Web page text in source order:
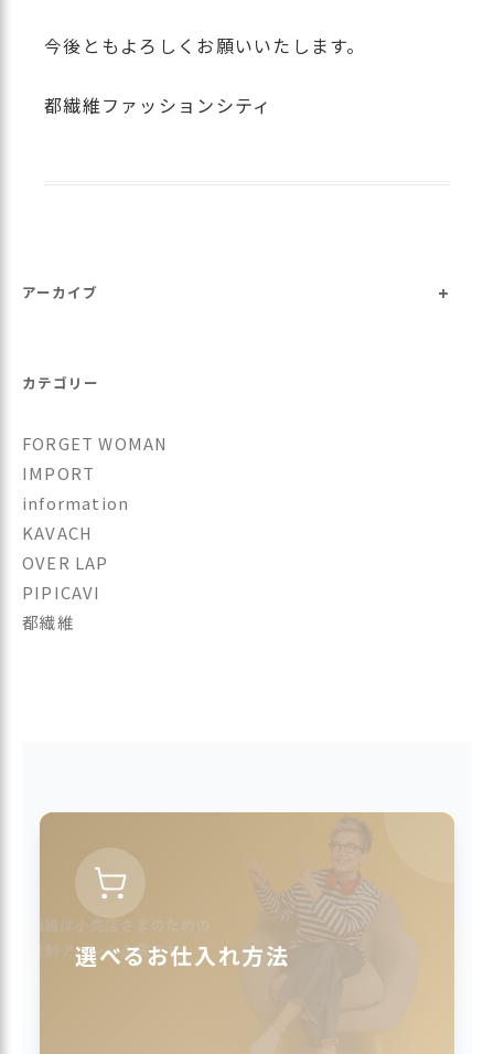
今後ともよろしくお願いいたします。
都繊維ファッションシティ
アーカイブ +
カテゴリー
FORGET WOMAN
IMPORT
information
KAVACH
OVER LAP
PIPICAVI
都繊維
選べるお仕入れ方法